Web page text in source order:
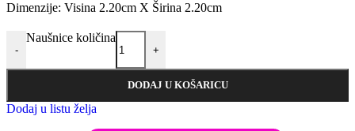
Dimenzije: Visina 2.20cm X Širina 2.20cm
-
Naušnice količina
+
DODAJ U KOŠARICU
Dodaj u listu želja